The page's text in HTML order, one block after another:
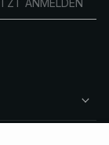
ANMELDEN